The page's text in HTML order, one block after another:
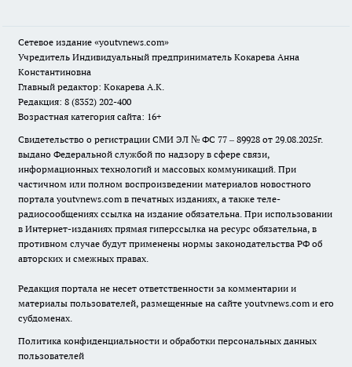
Сетевое издание «youtvnews.com»
Учредитель Индивидуальный предприниматель Кокарева Анна
Константиновна
Главный редактор: Кокарева А.К.
Редакция: 8 (8352) 202-400
Возрастная категория сайта: 16+
Свидетельство о регистрации СМИ ЭЛ № ФС 77 – 89928 от 29.08.2025г.
выдано Федеральной службой по надзору в сфере связи,
информационных технологий и массовых коммуникаций. При
частичном или полном воспроизведении материалов новостного
портала youtvnews.com в печатных изданиях, а также теле-
радиосообщениях ссылка на издание обязательна. При использовании
в Интернет-изданиях прямая гиперссылка на ресурс обязательна, в
противном случае будут применены нормы законодательства РФ об
авторских и смежных правах.
Редакция портала не несет ответственности за комментарии и
материалы пользователей, размещенные на сайте youtvnews.com и его
субдоменах.
Политика конфиденциальности и обработки персональных данных
пользователей